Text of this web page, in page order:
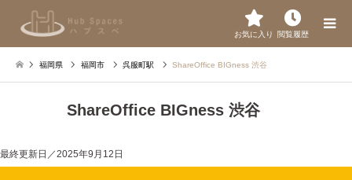
お気に入り 閲覧履歴
福岡県 福岡市 呉服町駅 ShareOffice BIGness 渋谷
ShareOffice BIGness 渋谷
最終更新日／2025年9月12日